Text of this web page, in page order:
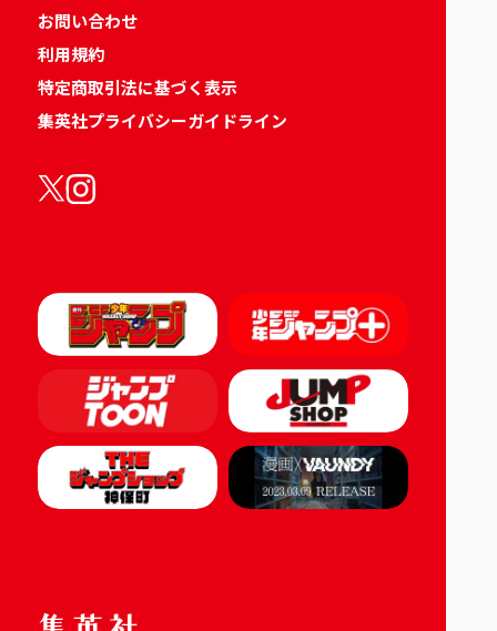
お問い合わせ
利用規約
特定商取引法に基づく表示
集英社プライバシーガイドライン